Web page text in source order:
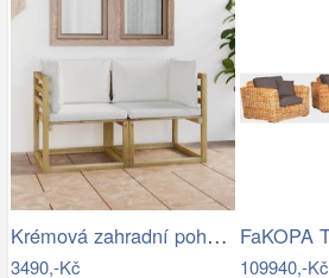
Krémová zahradní pohovka MAJKEN
3490,-Kč 109940,-Kč